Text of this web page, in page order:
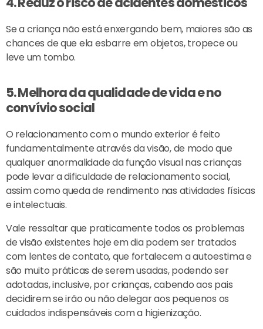
Se a criança não está enxergando bem, maiores são as
chances de que ela esbarre em objetos, tropece ou
leve um tombo.
5. Melhora da qualidade de vida e no
convívio social
O relacionamento com o mundo exterior é feito
fundamentalmente através da visão, de modo que
qualquer anormalidade da função visual nas crianças
pode levar a dificuldade de relacionamento social,
assim como queda de rendimento nas atividades físicas
e intelectuais.
Vale ressaltar que praticamente todos os problemas
de visão existentes hoje em dia podem ser tratados
com lentes de contato, que fortalecem a autoestima e
são muito práticas de serem usadas, podendo ser
adotadas, inclusive, por crianças, cabendo aos pais
decidirem se irão ou não delegar aos pequenos os
cuidados indispensáveis com a higienização.